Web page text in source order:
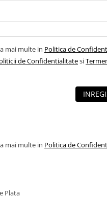
mai multe in Politica de
de Confidentialitatesi
mai multe in Politica de
Plata